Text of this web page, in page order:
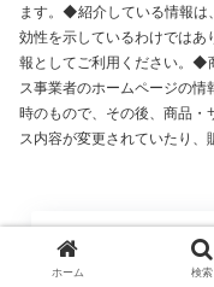
ます。◆紹介している情報は
効性を示しているわけではあ
報としてご利用ください。◆
ス事業者のホームページの
時のもので、その後、商品・
ス内容が変更されていたり、
こ
ホーム 検索